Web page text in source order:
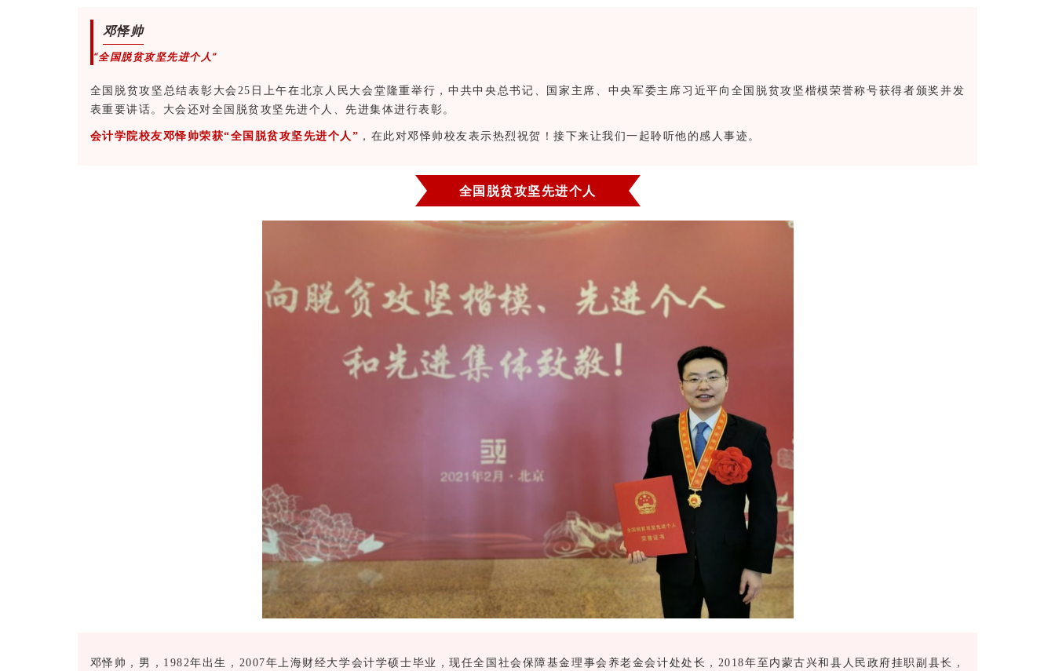
邓怿帅
“全国脱贫攻坚先进个人”
全国脱贫攻坚总结表彰大会25日上午在北京人民大会堂隆重举行，中共中央总书记、国家主席、中央军委主席习近平向全国脱贫攻坚楷模荣誉称号获得者颁奖并发
表重要讲话。大会还对全国脱贫攻坚先进个人、先进集体进行表彰。
会计学院校友邓怿帅荣获“全国脱贫攻坚先进个人” ，在此对邓怿帅校友表示热烈祝贺！接下来让我们一起聆听他的感人事迹。
全国脱贫攻坚先进个人
邓怿帅，男，1982年出生，2007年上海财经大学会计学硕士毕业，现任全国社会保障基金理事会养老金会计处处长，2018年至内蒙古兴和县人民政府挂职副县长，